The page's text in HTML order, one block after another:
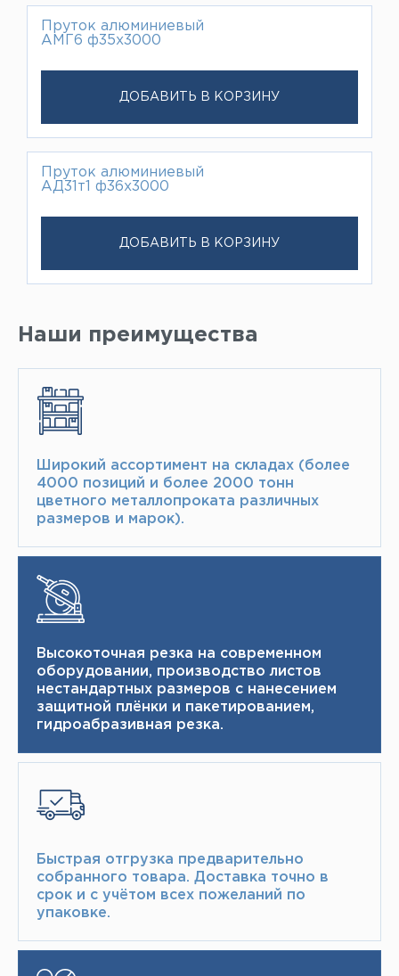
Пруток алюминиевый
АМГ6 ф35х3000
ДОБАВИТЬ В КОРЗИНУ
Пруток алюминиевый
АД31т1 ф36х3000
ДОБАВИТЬ В КОРЗИНУ
Наши преимущества
Широкий ассортимент на складах (более
4000 позиций и более 2000 тонн​
цветного металлопроката различных
размеров и марок).
Высокоточная резка на современном
оборудовании, производство листов
нестандартных размеров с нанесением
защитной плёнки и пакетированием,
гидроабразивная резка.
Быстрая отгрузка предварительно
собранного товара.​ Доставка точно в
срок и с учётом всех пожеланий по
упаковке.​